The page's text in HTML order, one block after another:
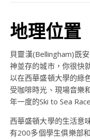
地理位置
貝靈漢(Bellingham)既
神並存的城市，你很快
以在西華盛頓大學的綠
受咖啡時光、現場音樂
年一度的Ski to Sea
西華盛頓大學的生活意
有200多個學生俱樂部